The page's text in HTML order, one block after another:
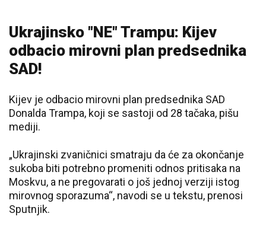
Ukrajinsko "NE" Trampu: Kijev
odbacio mirovni plan predsednika
SAD!
Kijev je odbacio mirovni plan predsednika SAD
Donalda Trampa, koji se sastoji od 28 tačaka, pišu
mediji.
„Ukrajinski zvaničnici smatraju da će za okončanje
sukoba biti potrebno promeniti odnos pritisaka na
Moskvu, a ne pregovarati o još jednoj verziji istog
mirovnog sporazuma“, navodi se u tekstu, prenosi
Sputnjik.